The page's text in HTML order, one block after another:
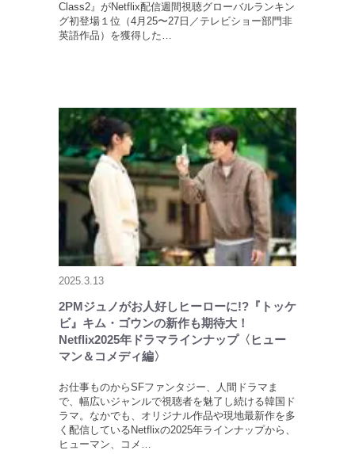
Class2』がNetflix配信週間視聴グローバルランキン
グ初登場１位（4月25〜27日／テレビショー部門非
英語作品）を獲得した…
2025.3.13
2PMジュノがお人好しヒーローに!?『トッケ
ビ』キム・ゴウンの新作も期待大！
Netflix2025年ドラマラインナップ〈ヒュー
マン＆コメディ編〉
お仕事ものからSFファンタジー、人間ドラマま
で、幅広いジャンルで視聴者を魅了し続ける韓国ド
ラマ。なかでも、オリジナル作品や現地最新作を多
く配信しているNetflixの2025年ラインナップから、
ヒューマン、コメ…